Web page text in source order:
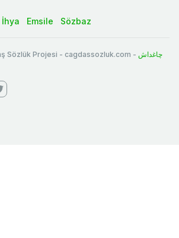
İhya Emsile Sözbaz
Sözlük Projesi - cagdassozluk.com - چاغداش